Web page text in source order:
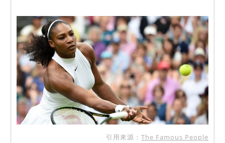
引用來源： The Famous People